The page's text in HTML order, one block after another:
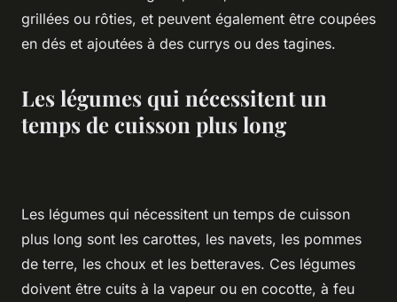
grillées ou rôties, et peuvent également être coupées
en dés et ajoutées à des currys ou des tagines.
Les légumes qui nécessitent un
temps de cuisson plus long
Les légumes qui nécessitent un temps de cuisson
plus long sont les carottes, les navets, les pommes
de terre, les choux et les betteraves. Ces légumes
doivent être cuits à la vapeur ou en cocotte, à feu